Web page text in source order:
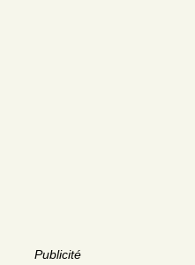
Publicité